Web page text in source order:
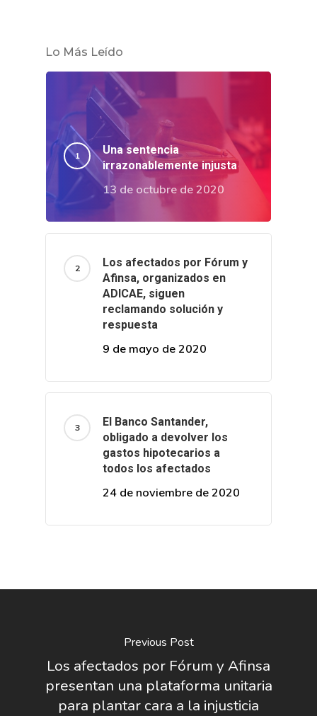
Lo Más Leído
Una sentencia
irrazonablemente injusta
13 de octubre de 2020
Los afectados por Fórum y
Afinsa, organizados en
ADICAE, siguen
reclamando solución y
respuesta
9 de mayo de 2020
El Banco Santander,
obligado a devolver los
gastos hipotecarios a
todos los afectados
24 de noviembre de 2020
Previous Post
Los afectados por Fórum y Afinsa
presentan una plataforma unitaria
para plantar cara a la injusticia